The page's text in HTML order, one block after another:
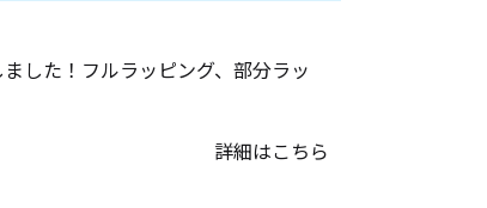
した！フルラッピング、部分ラッ
詳細はこちら